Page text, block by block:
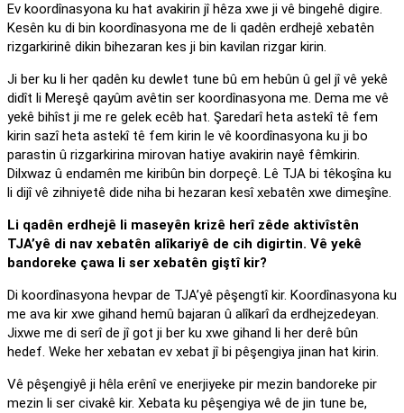
Ev koordînasyona ku hat avakirin jî hêza xwe ji vê bingehê digire.
Kesên ku di bin koordînasyona me de li qadên erdhejê xebatên
rizgarkirinê dikin bihezaran kes ji bin kavilan rizgar kirin.
Ji ber ku li her qadên ku dewlet tune bû em hebûn û gel jî vê yekê
didît li Mereşê qayûm avêtin ser koordînasyona me. Dema me vê
yekê bihîst ji me re gelek ecêb hat. Şaredarî heta astekî tê fem
kirin sazî heta astekî tê fem kirin le vê koordînasyona ku ji bo
parastin û rizgarkirina mirovan hatiye avakirin nayê fêmkirin.
Dilxwaz û endamên me kiribûn bin dorpeçê. Lê TJA bi têkoşîna ku
li dijî vê zihniyetê dide niha bi hezaran kesî xebatên xwe dimeşîne.
Li qadên erdhejê li maseyên krizê herî zêde aktivîstên
TJA’yê di nav xebatên alîkariyê de cih digirtin. Vê yekê
bandoreke çawa li ser xebatên giştî kir?
Di koordînasyona hevpar de TJA’yê pêşengtî kir. Koordînasyona ku
me ava kir xwe gihand hemû bajaran û alîkarî da erdhejzedeyan.
Jixwe me di serî de jî got ji ber ku xwe gihand li her derê bûn
hedef. Weke her xebatan ev xebat jî bi pêşengiya jinan hat kirin.
Vê pêşengiyê ji hêla erênî ve enerjiyeke pir mezin bandoreke pir
mezin li ser civakê kir. Xebata ku pêşengiya wê de jin tune be,